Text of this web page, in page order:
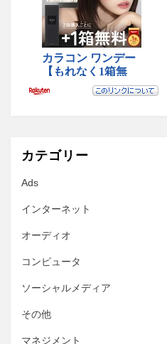
カテゴリー
Ads
インターネット
オーディオ
コンピュータ
ソーシャルメディア
その他
マネジメント